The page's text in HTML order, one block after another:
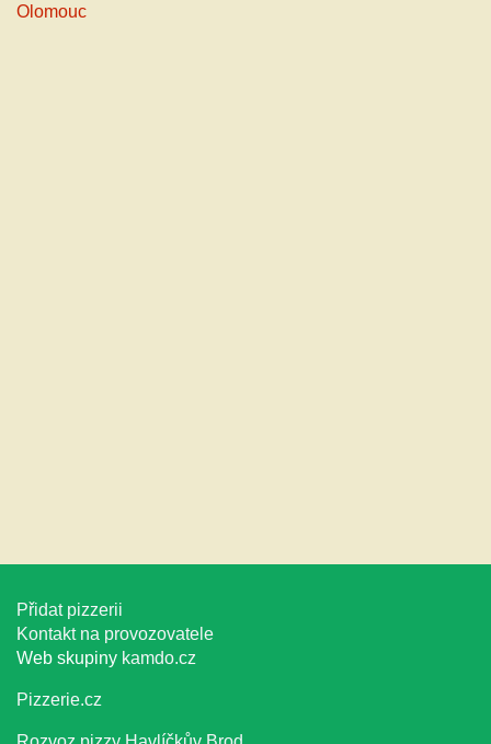
Olomouc
Přidat pizzerii
Kontakt na provozovatele
Web skupiny kamdo.cz
Pizzerie.cz